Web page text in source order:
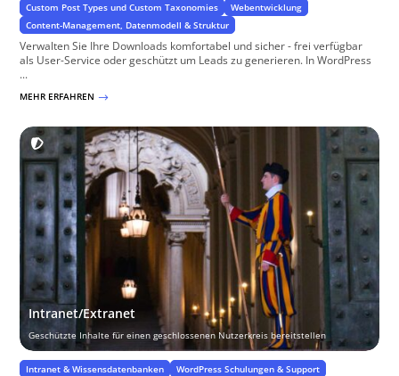
Custom Post Types und Custom Taxonomies
Webentwicklung
Content-Management, Datenmodell & Struktur
Verwalten Sie Ihre Downloads komfortabel und sicher - frei verfügbar
als User-Service oder geschützt um Leads zu generieren. In WordPress
...
MEHR ERFAHREN $
Intranet/Extranet
Geschützte Inhalte für einen geschlossenen Nutzerkreis bereitstellen
Intranet & Wissensdatenbanken
WordPress Schulungen & Support